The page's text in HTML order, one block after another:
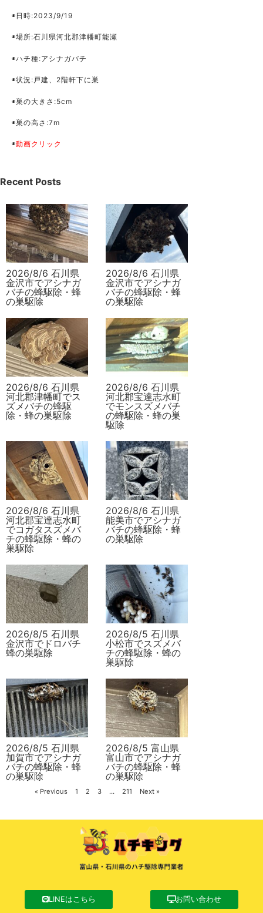
◉日時:2023/9/19
◉場所:石川県河北郡津幡町能瀬
◉ハチ種:アシナガバチ
◉状況:戸建、2階軒下に巣
◉巣の大きさ:5cm
◉巣の高さ:7m
◉動画クリック
Recent Posts
2026/8/6 石川県
金沢市でアシナガ
バチの蜂駆除・蜂
の巣駆除
2026/8/6 石川県
金沢市でアシナガ
バチの蜂駆除・蜂
の巣駆除
2026/8/6 石川県
河北郡津幡町でス
ズメバチの蜂駆
除・蜂の巣駆除
2026/8/6 石川県
河北郡宝達志水町
でモンスズメバチ
の蜂駆除・蜂の巣
駆除
2026/8/6 石川県
河北郡宝達志水町
でコガタスズメバ
チの蜂駆除・蜂の
巣駆除
2026/8/6 石川県
能美市でアシナガ
バチの蜂駆除・蜂
の巣駆除
2026/8/5 石川県
金沢市でドロバチ
蜂の巣駆除
2026/8/5 石川県
小松市でスズメバ
チの蜂駆除・蜂の
巣駆除
2026/8/5 石川県
加賀市でアシナガ
バチの蜂駆除・蜂
の巣駆除
2026/8/5 富山県
富山市でアシナガ
バチの蜂駆除・蜂
の巣駆除
« Previous 1 2 3 … 211 Next »
LINEはこちら お問い合わせ